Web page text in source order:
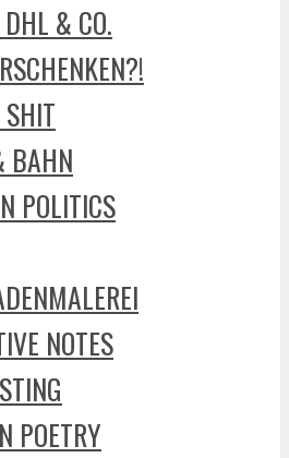
DHL & CO.
BAHN
POLITICS
NOTES
POETRY